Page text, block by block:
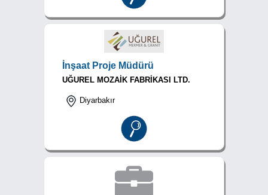
İnşaat Proje Müdürü
UĞUREL MOZAİK FABRİKASI LTD.
Diyarbakır